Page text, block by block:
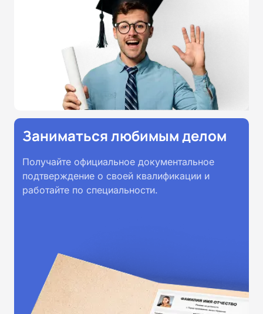
Заниматься любимым делом
Получайте официальное документальное
подтверждение о своей квалификации и
работайте по специальности.